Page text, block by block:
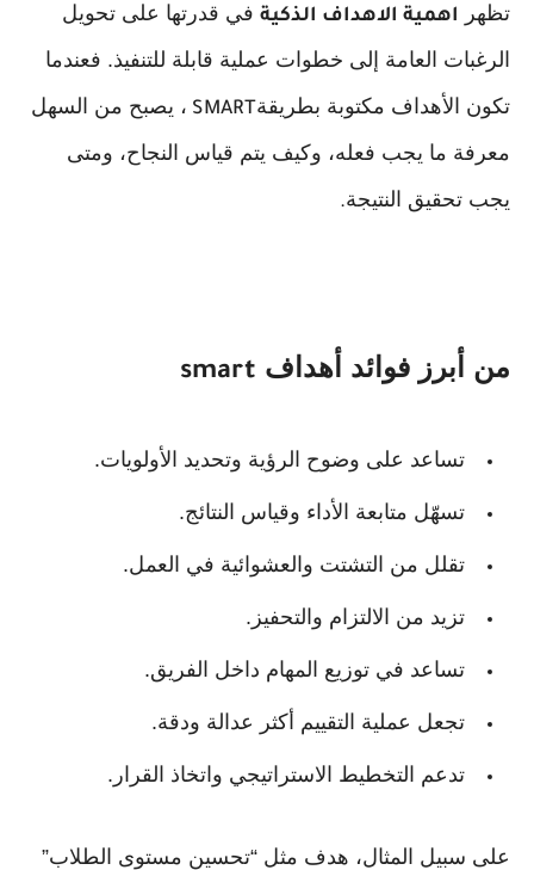
تظهر اهمية الاهداف الذكية في قدرتها على تحويل
الرغبات العامة إلى خطوات عملية قابلة للتنفيذ. فعندما
تكون الأهداف مكتوبة بطريقة SMART ، يصبح من السهل
معرفة ما يجب فعله، وكيف يتم قياس النجاح، ومتى
يجب تحقيق النتيجة.
من أبرز فوائد أهداف smart
تساعد على وضوح الرؤية وتحديد الأولويات.
تسهّل متابعة الأداء وقياس النتائج.
تقلل من التشتت والعشوائية في العمل.
تزيد من الالتزام والتحفيز.
تساعد في توزيع المهام داخل الفريق.
تجعل عملية التقييم أكثر عدالة ودقة.
تدعم التخطيط الاستراتيجي واتخاذ القرار.
على سبيل المثال، هدف مثل “تحسين مستوى الطلاب”